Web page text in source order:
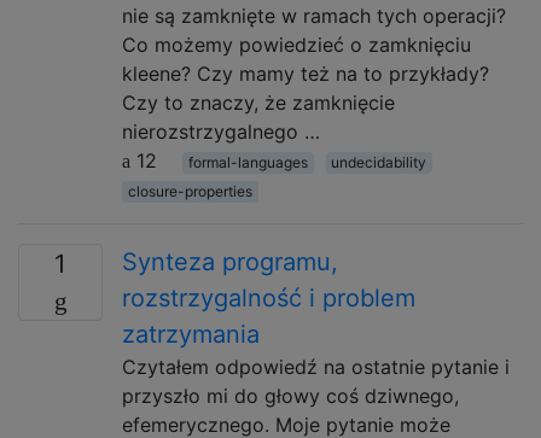
nie są zamknięte w ramach tych operacji?
Co możemy powiedzieć o zamknięciu
kleene? Czy mamy też na to przykłady?
Czy to znaczy, że zamknięcie
nierozstrzygalnego …
12
formal-languages
undecidability
closure-properties
1
Synteza programu,
rozstrzygalność i problem
zatrzymania
Czytałem odpowiedź na ostatnie pytanie i
przyszło mi do głowy coś dziwnego,
efemerycznego. Moje pytanie może